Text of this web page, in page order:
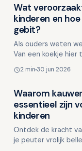
Kinderen en
Wat
kinderen en
gebit?
Als ouders weten
Van een koekje hier
2 min 30 jun 2026
Kinderen en
Waarom
essentieel zijn
kinderen
Ontdek de kracht
je peuter vrolijk